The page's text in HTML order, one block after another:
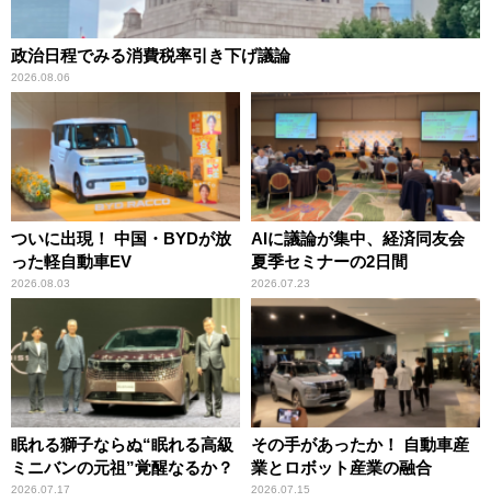
政治日程でみる消費税率引き下げ議論
2026.08.06
ついに出現！ 中国・BYDが放
った軽自動車EV
2026.08.03
AIに議論が集中、経済同友会
夏季セミナーの2日間
2026.07.23
眠れる獅子ならぬ“眠れる高級
ミニバンの元祖”覚醒なるか？
2026.07.17
その手があったか！ 自動車産
業とロボット産業の融合
2026.07.15